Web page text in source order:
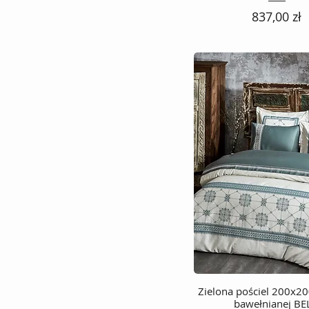
Cena
837,00 zł
Podgląd
Zielona pościel
bawełnianej